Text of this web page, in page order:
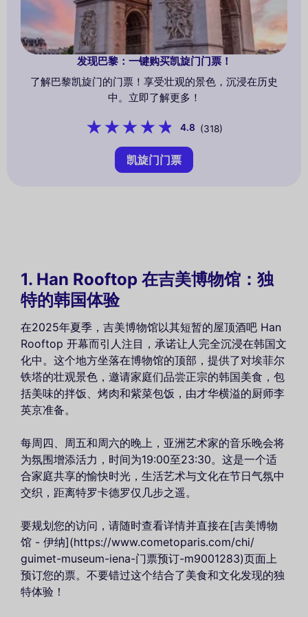
发现巴黎：一键购买凯旋门门票！
了解巴黎凯旋门的门票！享受壮观的景色，沉浸在历史
中。立即了解更多！
4.8 (318)
凯旋门门票
1. Han Rooftop 在吉美博物馆：独
特的韩国体验
在2025年夏季，吉美博物馆以其短暂的屋顶酒吧 Han
Rooftop 开幕而引人注目，承诺让人完全沉浸在韩国文
化中。这个地方坐落在博物馆的顶部，提供了对埃菲尔
铁塔的壮观景色，邀请家庭们品尝正宗的韩国美食，包
括美味的拌饭、烤肉和紫菜包饭，由才华横溢的厨师李
英京准备。
每周四、周五和周六的晚上，亚洲艺术家的音乐晚会将
为氛围增添活力，时间为19:00至23:30。这是一个适
合家庭共享的愉快时光，生活艺术与文化在节日气氛中
交织，距离特罗卡德罗仅几步之遥。
要规划您的访问，请随时查看详情并直接在[吉美博物
馆 - 伊纳](https://www.cometoparis.com/chi/
guimet-museum-iena-门票预订-m9001283)页面上
预订您的票。不要错过这个结合了美食和文化发现的独
特体验！